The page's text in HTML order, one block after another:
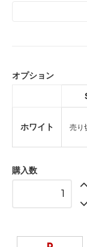
オプション
ホワイト 売り
購入数